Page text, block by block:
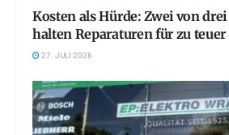
Kosten als Hürde: Zwei von
halten Reparaturen für zu teuer
27. JULI 2026